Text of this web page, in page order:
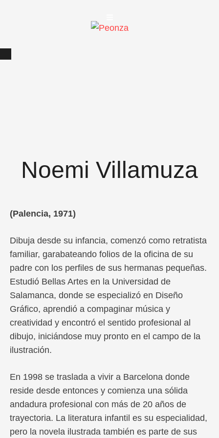
Noemi Villamuza
(Palencia, 1971)
Dibuja desde su infancia, comenzó como retratista
familiar, garabateando folios de la oficina de su
padre con los perfiles de sus hermanas pequeñas.
Estudió Bellas Artes en la Universidad de
Salamanca, donde se especializó en Diseño
Gráfico, aprendió a compaginar música y
creatividad y encontró el sentido profesional al
dibujo, iniciándose muy pronto en el campo de la
ilustración.
En 1998 se traslada a vivir a Barcelona donde
reside desde entonces y comienza una sólida
andadura profesional con más de 20 años de
trayectoria. La literatura infantil es su especialidad,
pero la novela ilustrada también es parte de sus